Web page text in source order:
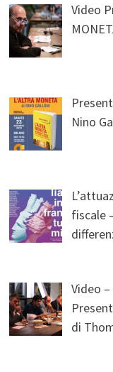
Video
Nino
fiscale
Video
di